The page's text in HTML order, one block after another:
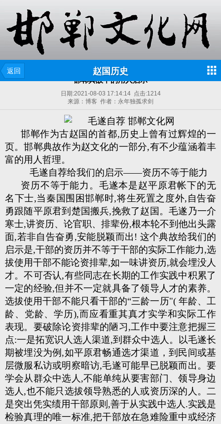
返回 赵国历史
邯郸典故中的用人启示
日期:2021-08-03 17:14:14点击:1214
来源：博客 作者：永年独孤求剑
邯郸作为古赵国的首都,历史上曾有过辉煌的一
页。邯郸典故作为赵文化的一部分,有不少蕴涵着丰
富的用人哲理。
毛遂自荐给我们的启示——资历不等于能力
资历不等于能力。毛遂本是赵平原君帐下的无
名下士,当秦国围困邯郸时,将生死置之度外,自告奋
勇跟随平原君到楚国搬兵,挽救了赵国。毛遂乃一介
寒士,讲资历、论官职、排辈份,根本轮不到他出头露
面,若非自告奋勇,安能脱颖而出! 这个典故给我们的
启示是,干部的资历并不等于干部的实际工作能力,选
拔使用干部不能论资排辈,如一味讲资历,就会埋没人
才。不可否认,有些同志在长期的工作实践中积累了
一定的经验,但并不一定就具备了领导人才的素养。
选拔使用干部不能只看干部的“三龄一历"( 年龄、工
龄、党龄、学历),而应看重其真才实学和实际工作
表现。要破除论资排辈的陋习,工作中要注意把握三
点:一是拓宽识人选人渠道,到群众中选人。以毛遂长
期被埋没为例,如平原君畅通选才渠道，到民间或基
层微服私访或明察暗访,毛遂可能早已脱颖而出。要
学会从群众中选人,不能单纯从要害部门、领导身边
选人,也不能只选拔领导熟悉的人或资历深的人。二
是突出凭实绩用干部原则,善于从实践中选人.实践是
检验真理的唯一标准,把干部放在急难险重中或经济